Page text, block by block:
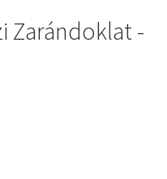
Zarándoklat -